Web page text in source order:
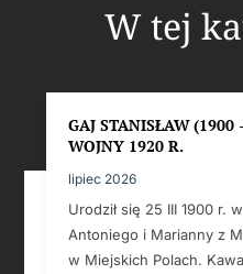
W tej
GAJ STANISŁAW
WOJNY 1920 R.
lipiec 2026
Urodził się 25 III 1900 r.
Antoniego i Marianny z
w Miejskich Polach.